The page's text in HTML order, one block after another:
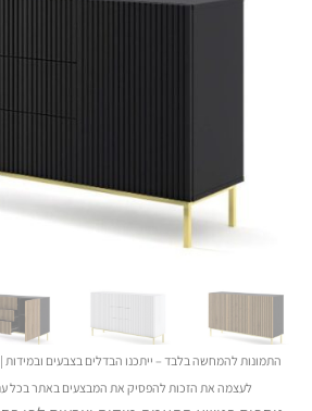
התמונות להמחשה בלבד – ייתכנו הבדלים בצבעים
לעצמה את הזכות להפסיק את המבצעים באתר בכל